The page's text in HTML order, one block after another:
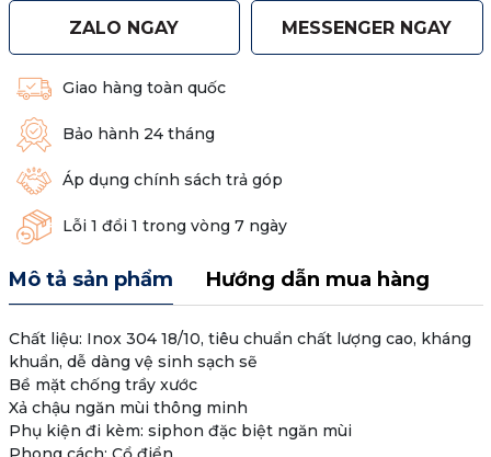
ZALO NGAY MESSENGER NGAY
Giao hàng toàn quốc
Bảo hành 24 tháng
Áp dụng chính sách trả góp
Lỗi 1 đổi 1 trong vòng 7 ngày
Mô tả sản phẩm Hướng dẫn mua hàng
Chất liệu: Inox 304 18/10, tiêu chuẩn chất lượng cao, kháng
khuẩn, dễ dàng vệ sinh sạch sẽ
Bề mặt chống trầy xước
Xả chậu ngăn mùi thông minh
Phụ kiện đi kèm: siphon đặc biệt ngăn mùi